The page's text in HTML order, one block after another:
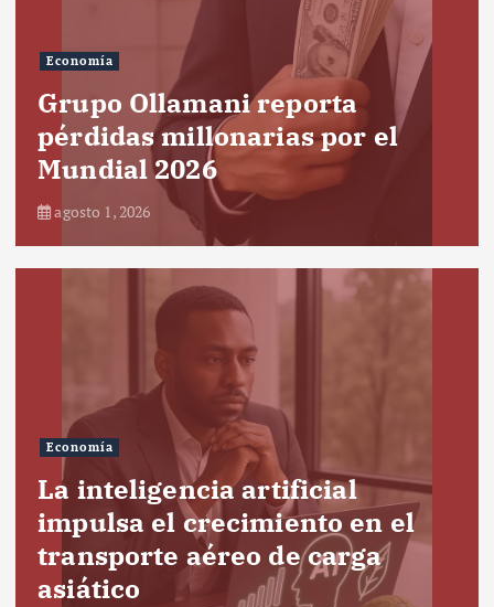
Economía
Grupo Ollamani reporta
pérdidas millonarias por el
Mundial 2026
agosto 1, 2026
Economía
La inteligencia artificial
impulsa el crecimiento en el
transporte aéreo de carga
asiático